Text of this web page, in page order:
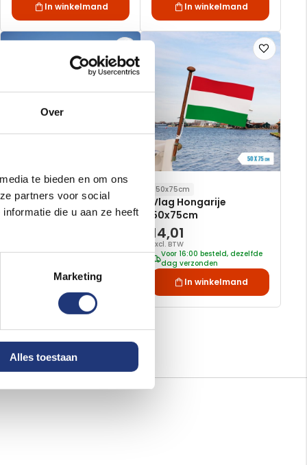
Over
te bieden en om ons
partners voor social
die u aan ze heeft
Marketing
Alles toestaan
In winkelmand In winkelmand
Voeg
toe
aan
Vlag Hongarije
30x45cm
Voor 16:00 besteld, dezelfde
In winkelmand
Voeg
toe
verlanglijst
50x75cm
Vlag Hongarije
50x75cm
14,01
Excl. BTW
Voor 16:00 besteld, dezelfde
dag verzonden
In winkelmand